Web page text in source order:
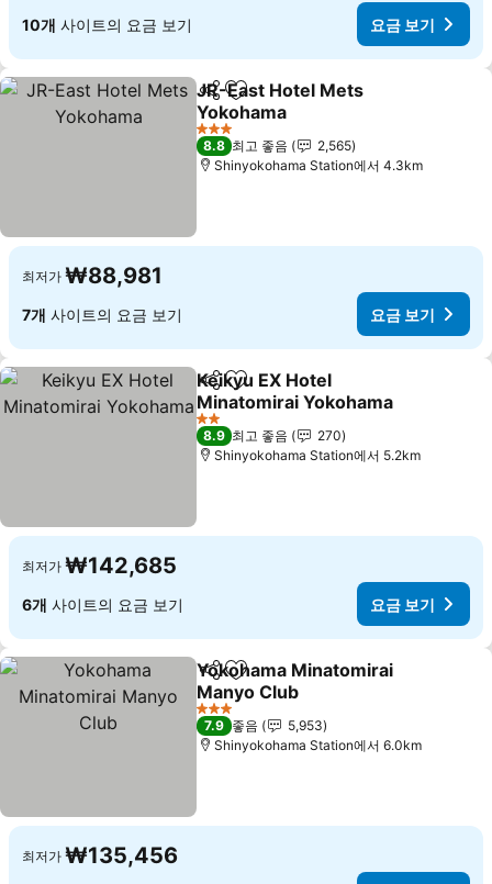
10개 사이트의 요금 보기 요금 보기
공유 즐겨찾기에 추가
JR-East Hotel Mets
Yokohama
요금 보기
3 성급
8.8 최고 좋음
2,565
Shinyokohama Station에서 4.3km
최저가 ₩88,981
7개 사이트의 요금 보기 요금 보기
공유 즐겨찾기에 추가
Keikyu EX Hotel
Minatomirai Yokohama
요금 보기
2 성급
8.9 최고 좋음
270
Shinyokohama Station에서 5.2km
최저가 ₩142,685
6개 사이트의 요금 보기 요금 보기
공유 즐겨찾기에 추가
Yokohama Minatomirai
Manyo Club
요금 보기
3 성급
7.9 좋음
5,953
Shinyokohama Station에서 6.0km
최저가 ₩135,456